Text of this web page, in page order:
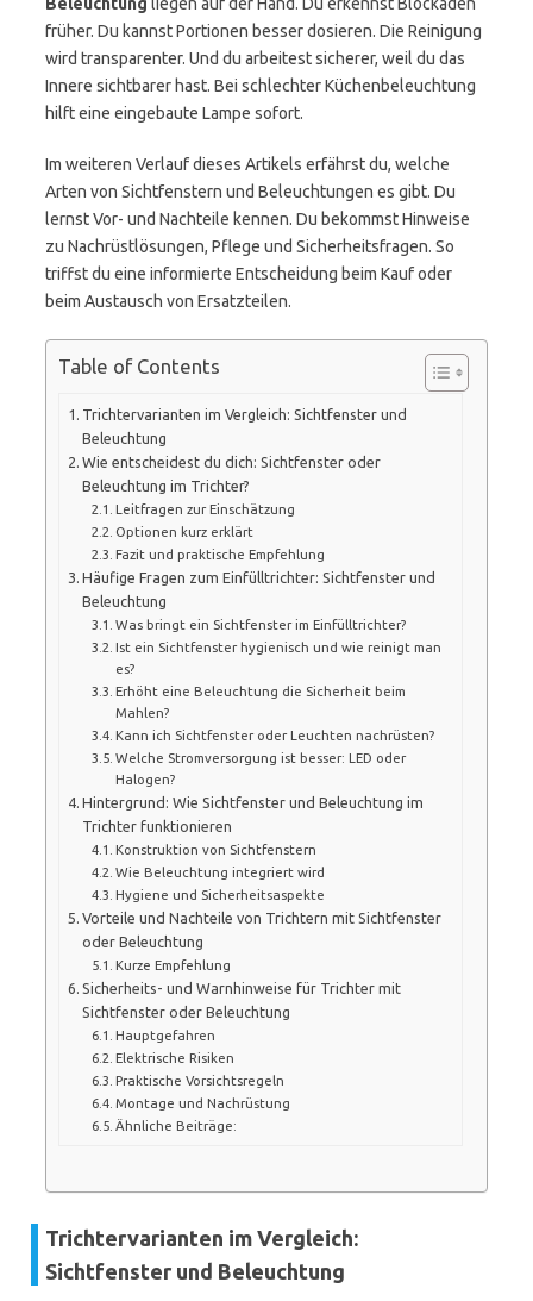
früher. Du kannst Portionen besser dosieren. Die Reinigung
wird transparenter. Und du arbeitest sicherer, weil du das
Innere sichtbarer hast. Bei schlechter Küchenbeleuchtung
hilft eine eingebaute Lampe sofort.
Im weiteren Verlauf dieses Artikels erfährst du, welche
Arten von Sichtfenstern und Beleuchtungen es gibt. Du
lernst Vor- und Nachteile kennen. Du bekommst Hinweise
zu Nachrüstlösungen, Pflege und Sicherheitsfragen. So
triffst du eine informierte Entscheidung beim Kauf oder
beim Austausch von Ersatzteilen.
Table of Contents
Trichtervarianten im Vergleich: Sichtfenster und
Beleuchtung
Wie entscheidest du dich: Sichtfenster oder
Beleuchtung im Trichter?
Leitfragen zur Einschätzung
Optionen kurz erklärt
Fazit und praktische Empfehlung
Häufige Fragen zum Einfülltrichter: Sichtfenster und
Beleuchtung
Was bringt ein Sichtfenster im Einfülltrichter?
Ist ein Sichtfenster hygienisch und wie reinigt man
es?
Erhöht eine Beleuchtung die Sicherheit beim
Mahlen?
Kann ich Sichtfenster oder Leuchten nachrüsten?
Welche Stromversorgung ist besser: LED oder
Halogen?
Hintergrund: Wie Sichtfenster und Beleuchtung im
Trichter funktionieren
Konstruktion von Sichtfenstern
Wie Beleuchtung integriert wird
Hygiene und Sicherheitsaspekte
Vorteile und Nachteile von Trichtern mit Sichtfenster
oder Beleuchtung
Kurze Empfehlung
Sicherheits- und Warnhinweise für Trichter mit
Sichtfenster oder Beleuchtung
Hauptgefahren
Elektrische Risiken
Praktische Vorsichtsregeln
Montage und Nachrüstung
Ähnliche Beiträge:
Trichtervarianten im Vergleich:
Sichtfenster und Beleuchtung